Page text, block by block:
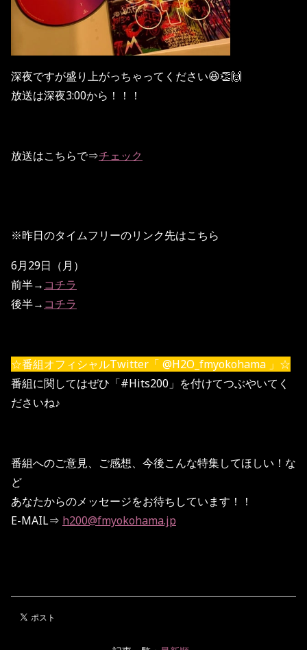
深夜ですが盛り上がっちゃってください😆👏🙌
放送は深夜3:00から！！！
放送はこちらで⇒チェック
※昨日のタイムフリーのリンク先はこちら
6月29日（月）
前半→ コチラ
後半→ コチラ
☆番組オフィシャルTwitter「 @H2O_fmyokohama 」☆
番組に関してはぜひ「#Hits200」を付けてつぶやいてく
ださいね♪
番組へのご意見、ご感想、今後こんな特集してほしい！な
ど
あなたからのメッセージをお待ちしています！！
E-MAIL⇒ h200@fmyokohama.jp